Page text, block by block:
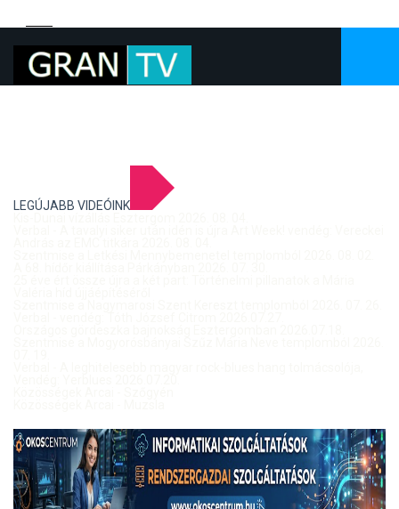
LEGÚJABB VIDEÓINK